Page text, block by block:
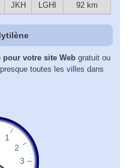
JKH LGHI 92 km
votre site Web gratuit ou
toutes les villes dans